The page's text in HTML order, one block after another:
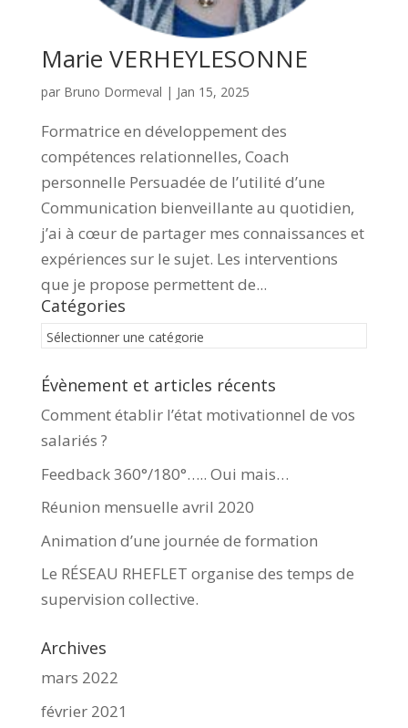
Marie VERHEYLESONNE
par Bruno Dormeval | Jan 15, 2025
Formatrice en développement des
compétences relationnelles, Coach
personnelle Persuadée de l’utilité d’une
Communication bienveillante au quotidien,
j’ai à cœur de partager mes connaissances et
expériences sur le sujet. Les interventions
que je propose permettent de...
Catégories
Catégories
Évènement et articles récents
Comment établir l’état motivationnel de vos
salariés ?
Feedback 360°/180°….. Oui mais…
Réunion mensuelle avril 2020
Animation d’une journée de formation
Le RÉSEAU RHEFLET organise des temps de
supervision collective.
Archives
mars 2022
février 2021